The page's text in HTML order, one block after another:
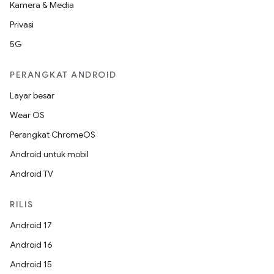
Kamera & Media
Privasi
5G
PERANGKAT ANDROID
Layar besar
Wear OS
Perangkat ChromeOS
Android untuk mobil
Android TV
RILIS
Android 17
Android 16
Android 15